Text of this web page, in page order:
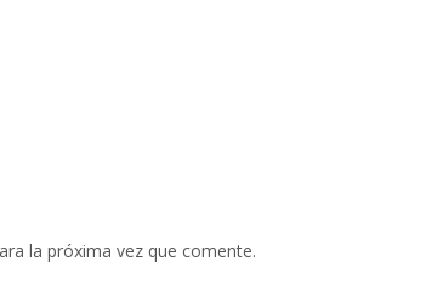
la próxima vez que comente.